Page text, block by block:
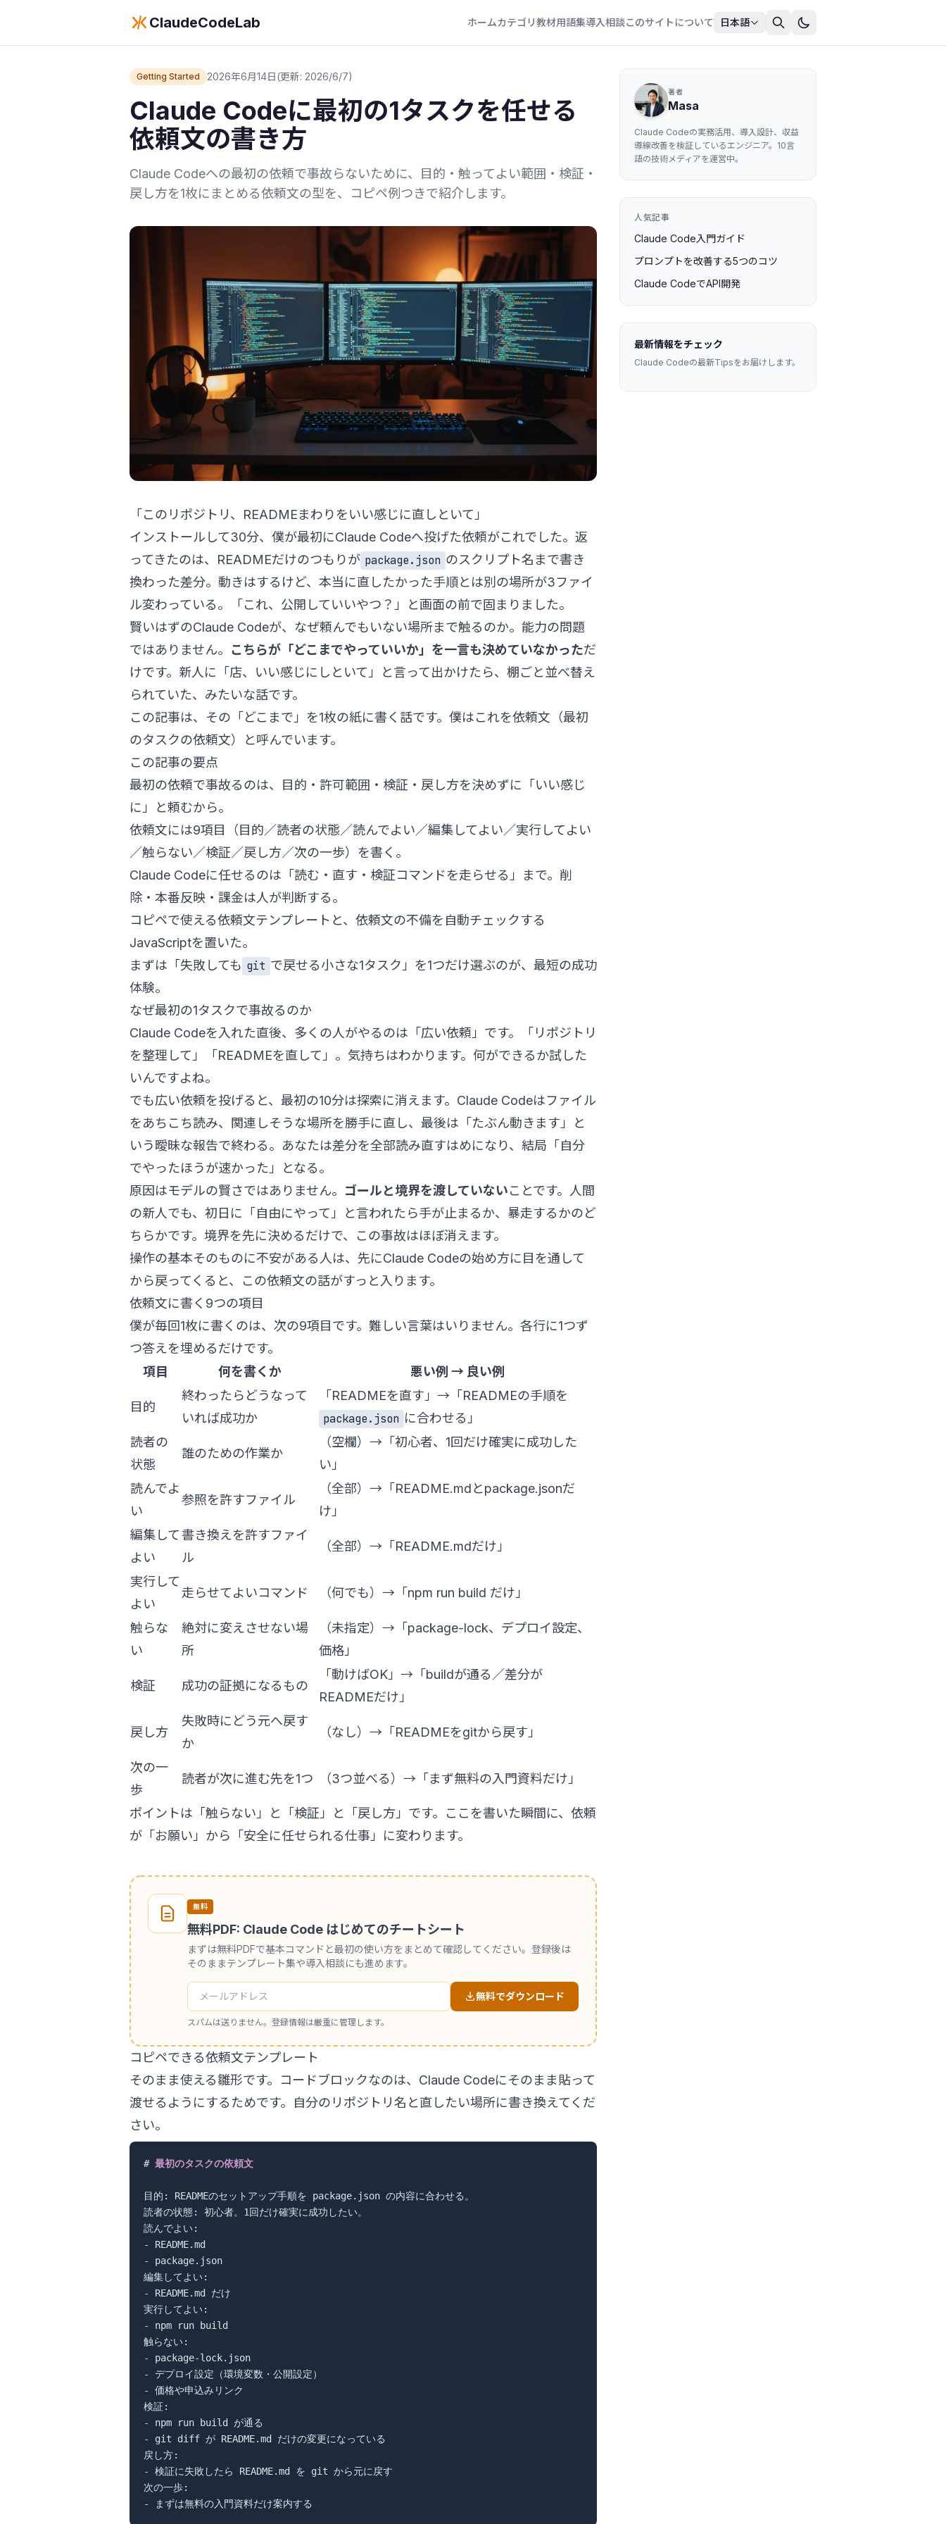
ClaudeCodeLab ホームカテゴリ教材用語集導入相談このサイトについて 日本語
Getting Started 2026年6月14日(更新: 2026/6/7)
Claude Codeに最初の1タスクを任せる
依頼文の書き方
Claude Codeへの最初の依頼で事故らないために、目的・触ってよい範囲・検証・
戻し方を1枚にまとめる依頼文の型を、コピペ例つきで紹介します。
「このリポジトリ、READMEまわりをいい感じに直しといて」
インストールして30分、僕が最初にClaude Codeへ投げた依頼がこれでした。返
ってきたのは、READMEだけのつもりが package.json のスクリプト名まで書き
換わった差分。動きはするけど、本当に直したかった手順とは別の場所が3ファイ
ル変わっている。「これ、公開していいやつ？」と画面の前で固まりました。
賢いはずのClaude Codeが、なぜ頼んでもいない場所まで触るのか。能力の問題
ではありません。 こちらが「どこまでやっていいか」を一言も決めていなかっただ
けです。新人に「店、いい感じにしといて」と言って出かけたら、棚ごと並べ替え
られていた、みたいな話です。
この記事は、その「どこまで」を1枚の紙に書く話です。僕はこれを依頼文（最初
のタスクの依頼文）と呼んでいます。
この記事の要点
最初の依頼で事故るのは、目的・許可範囲・検証・戻し方を決めずに「いい感じ
に」と頼むから。
依頼文には9項目（目的／読者の状態／読んでよい／編集してよい／実行してよい
／触らない／検証／戻し方／次の一歩）を書く。
Claude Codeに任せるのは「読む・直す・検証コマンドを走らせる」まで。削
除・本番反映・課金は人が判断する。
コピペで使える依頼文テンプレートと、依頼文の不備を自動チェックする
JavaScriptを置いた。
まずは「失敗しても git で戻せる小さな1タスク」を1つだけ選ぶのが、最短の成功
体験。
なぜ最初の1タスクで事故るのか
Claude Codeを入れた直後、多くの人がやるのは「広い依頼」です。「リポジトリ
を整理して」「READMEを直して」。気持ちはわかります。何ができるか試した
いんですよね。
でも広い依頼を投げると、最初の10分は探索に消えます。Claude Codeはファイル
をあちこち読み、関連しそうな場所を勝手に直し、最後は「たぶん動きます」と
いう曖昧な報告で終わる。あなたは差分を全部読み直すはめになり、結局「自分
でやったほうが速かった」となる。
原因はモデルの賢さではありません。 ゴールと境界を渡していないことです。人間
の新人でも、初日に「自由にやって」と言われたら手が止まるか、暴走するかのど
ちらかです。境界を先に決めるだけで、この事故はほぼ消えます。
操作の基本そのものに不安がある人は、先にClaude Codeの始め方に目を通して
から戻ってくると、この依頼文の話がすっと入ります。
依頼文に書く9つの項目
僕が毎回1枚に書くのは、次の9項目です。難しい言葉はいりません。各行に1つず
つ答えを埋めるだけです。
項目
何を書くか 悪い例 → 良い例
目的
終わったらどうなって
いれば成功か
「READMEを直す」→「READMEの手順を
package.json に合わせる」
読者の
状態
誰のための作業か
（空欄）→「初心者、1回だけ確実に成功した
い」
読んでよ
い
参照を許すファイル
（全部）→「README.mdとpackage.jsonだ
け」
編集して
よい
書き換えを許すファイ
ル
（全部）→「README.mdだけ」
実行して
よい
走らせてよいコマンド （何でも）→「npm run build だけ」
触らな
い
絶対に変えさせない場
所
（未指定）→「package-lock、デプロイ設定、
価格」
検証 成功の証拠になるもの
「動けばOK」→「buildが通る／差分が
READMEだけ」
戻し方
失敗時にどう元へ戻す
か
（なし）→「READMEをgitから戻す」
次の一
歩
読者が次に進む先を1つ （3つ並べる）→「まず無料の入門資料だけ」
ポイントは「触らない」と「検証」と「戻し方」です。ここを書いた瞬間に、依頼
が「お願い」から「安全に任せられる仕事」に変わります。
無料
無料PDF: Claude Code はじめてのチートシート
まずは無料PDFで基本コマンドと最初の使い方をまとめて確認してください。登録後は
そのままテンプレート集や導入相談にも進めます。
無料でダウンロード
スパムは送りません。登録情報は厳重に管理します。
コピペできる依頼文テンプレート
そのまま使える雛形です。コードブロックなのは、Claude Codeにそのまま貼って
渡せるようにするためです。自分のリポジトリ名と直したい場所に書き換えてくだ
さい。
# 最初のタスクの依頼文
目的: READMEのセットアップ手順を package.json の内容に合わせる。
読者の状態: 初心者。1回だけ確実に成功したい。
-
-
package.json
-
README.md だけ
-
npm run build
-
-
-
価格や申込みリンク
-
-
git diff が README.md だけの変更になっている
-
検証に失敗したら README.md を git から元に戻す
-
著者
Masa
Claude Codeの実務活用、導入設計、収益
導線改善を検証しているエンジニア。10言
語の技術メディアを運営中。
人気記事
Claude Code入門ガイド
プロンプトを改善する5つのコツ
Claude CodeでAPI開発
最新情報をチェック
Claude Codeの最新Tipsをお届けします。